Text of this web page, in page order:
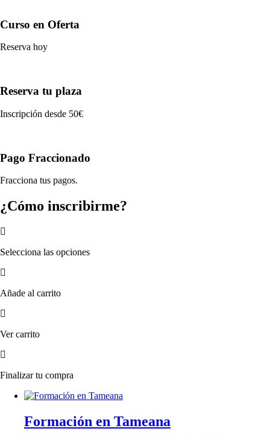
Curso en Oferta
Reserva hoy
Reserva tu plaza
Inscripción desde 50€
Pago Fraccionado
Fracciona tus pagos.
¿Cómo inscribirme?
Selecciona las opciones
Añade al carrito
Ver carrito
Finalizar tu compra
Formación en Tameana